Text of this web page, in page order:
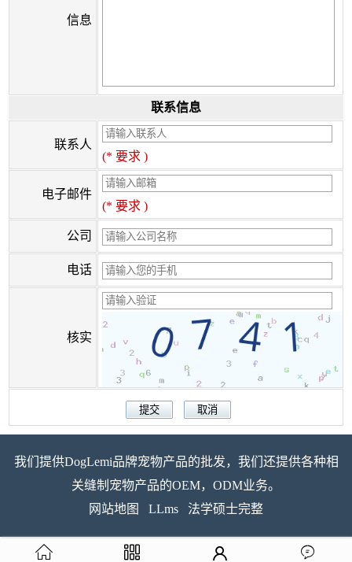
信息
联系信息
联系人
(* 要求 )
电子邮件
(* 要求 )
公司
电话
核实
我们提供DogLemi品牌宠物产品的批发，我们还提供各种相
关缝制宠物产品的OEM，ODM业务。
网站地图
LLms 法学硕士完整